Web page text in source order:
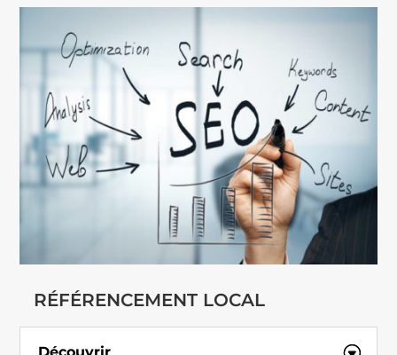
RÉFÉRENCEMENT LOCAL